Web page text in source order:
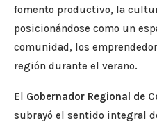
fomento productivo, la
posicionándose como un
comunidad, los
región durante el verano.
El Gobernador Regional de
subrayó el sentido integral